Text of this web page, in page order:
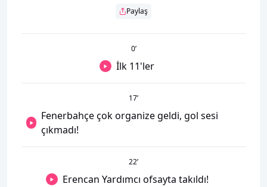
Paylaş
0’
İlk 11'ler
17’
Fenerbahçe çok organize geldi, gol sesi
çıkmadı!
22’
Erencan Yardımcı ofsayta takıldı!